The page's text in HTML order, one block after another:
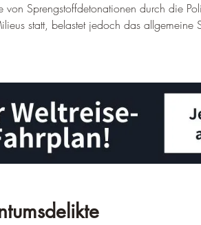
Sprengstoffdetonationen durch die
statt, belastet jedoch das allgemeine